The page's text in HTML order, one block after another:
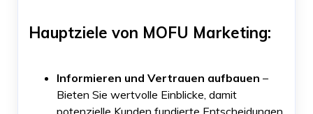
Hauptziele von MOFU Marketing:
Informieren und Vertrauen aufbauen –
Bieten Sie wertvolle Einblicke, damit
potenzielle Kunden fundierte Entscheidungen